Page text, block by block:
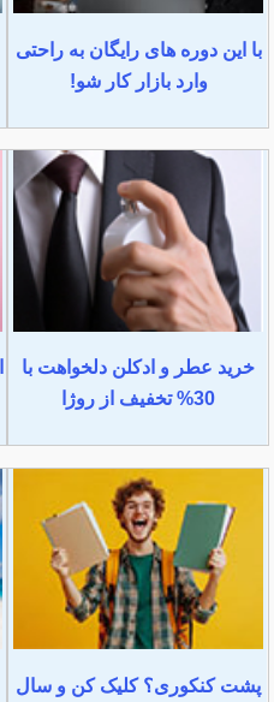
با این دوره های رایگان به راحتی
وارد بازار کار شو!
خرید عطر و ادکلن دلخواهت با
30% تخفیف از روژا
پشت کنکوری؟ کلیک کن و سال